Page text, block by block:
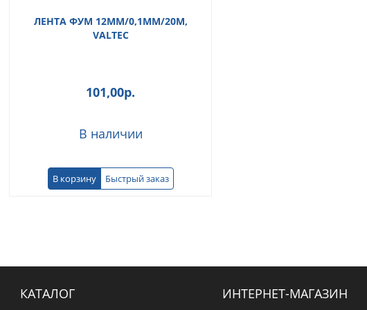
ЛЕНТА ФУМ 12ММ/0,1ММ/20М,
VALTEC
101,00р.
В наличии
В корзину Быстрый заказ
КАТАЛОГ ИНТЕРНЕТ-МАГАЗИН